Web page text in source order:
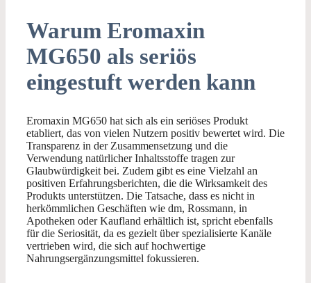
Warum Eromaxin
MG650 als seriös
eingestuft werden kann
Eromaxin MG650 hat sich als ein seriöses Produkt
etabliert, das von vielen Nutzern positiv bewertet wird. Die
Transparenz in der Zusammensetzung und die
Verwendung natürlicher Inhaltsstoffe tragen zur
Glaubwürdigkeit bei. Zudem gibt es eine Vielzahl an
positiven Erfahrungsberichten, die die Wirksamkeit des
Produkts unterstützen. Die Tatsache, dass es nicht in
herkömmlichen Geschäften wie dm, Rossmann, in
Apotheken oder Kaufland erhältlich ist, spricht ebenfalls
für die Seriosität, da es gezielt über spezialisierte Kanäle
vertrieben wird, die sich auf hochwertige
Nahrungsergänzungsmittel fokussieren.